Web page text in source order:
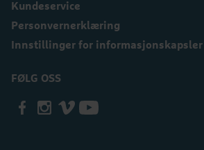
Kundeservice
Personvernerklæring
Innstillinger for informasjonskapsler
FØLG OSS